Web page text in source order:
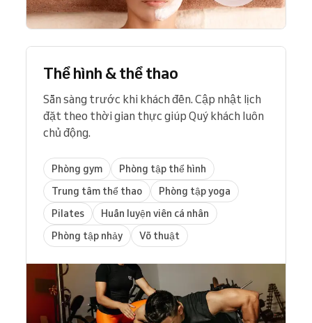
Thể hình & thể thao
Sẵn sàng trước khi khách đến. Cập nhật lịch
đặt theo thời gian thực giúp Quý khách luôn
chủ động.
Phòng gym
Phòng tập thể hình
Trung tâm thể thao
Phòng tập yoga
Pilates
Huấn luyện viên cá nhân
Phòng tập nhảy
Võ thuật